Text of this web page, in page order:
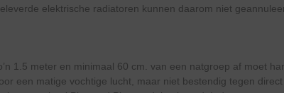
elektrische radiatoren kunnen daarom niet
1.5 meter en minimaal 60 cm. van een natgroep af moet
een matige vochtige lucht, maar niet bestendig tegen direct